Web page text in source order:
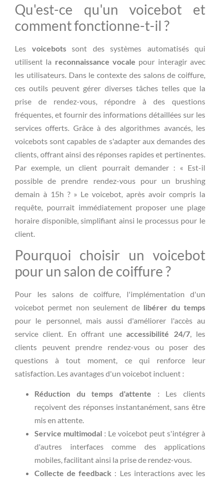
Qu'est-ce qu'un voicebot et
comment fonctionne-t-il ?
Les voicebotssont des systèmes automatisés qui
utilisent la reconnaissance vocale pour interagir avec
les utilisateurs. Dans le contexte des salons de coiffure,
ces outils peuvent gérer diverses tâches telles que la
prise de rendez-vous, répondre à des questions
fréquentes, et fournir des informations détaillées sur les
services offerts. Grâce à des algorithmes avancés, les
voicebots sont capables de s'adapter aux demandes des
clients, offrant ainsi des réponses rapides et pertinentes.
Par exemple, un client pourrait demander : « Est-il
possible de prendre rendez-vous pour un brushing
demain à 15h ? » Le voicebot, après avoir compris la
requête, pourrait immédiatement proposer une plage
horaire disponible, simplifiant ainsi le processus pour le
client.
Pourquoi choisir un voicebot
pour un salon de coiffure ?
Pour les salons de coiffure, l'implémentation d'un
voicebot permet non seulement de libérer du temps
pour le personnel, mais aussi d'améliorer l'accès au
service client. En offrant uneaccessibilité 24/7, les
clients peuvent prendre rendez-vous ou poser des
questions à tout moment, ce qui renforce leur
satisfaction. Les avantages d'un voicebot incluent :
Réduction du temps d'attente : Les clients
reçoivent des réponses instantanément, sans être
mis en attente.
Service multimodal : Le voicebot peut s'intégrer à
d'autres interfaces comme des applications
mobiles, facilitant ainsi la prise de rendez-vous.
Collecte de feedback : Les interactions avec les